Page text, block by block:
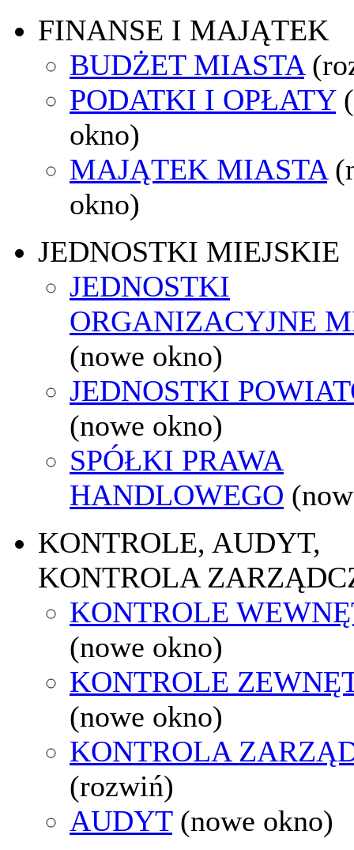
FINANSE I MAJĄTEK
BUDŻET MIASTA
PODATKI I OPŁATY
okno)
MAJĄTEK MIASTA
okno)
JEDNOSTKI MIEJSKIE
JEDNOSTKI
ORGANIZACYJNE
(nowe okno)
JEDNOSTKI
(nowe okno)
SPÓŁKI PRAWA
HANDLOWEGO
KONTROLE, AUDYT,
KONTROLA
KONTROLE
(nowe okno)
KONTROLE
(nowe okno)
KONTROLA
(rozwiń)
AUDYT (nowe okno)